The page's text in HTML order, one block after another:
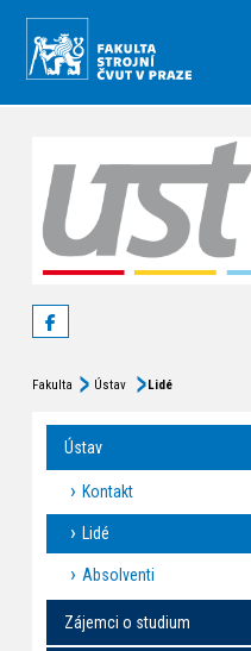
Fakulta Ústav Lidé
Ústav
Kontakt
Lidé
Absolventi
Zájemci o studium